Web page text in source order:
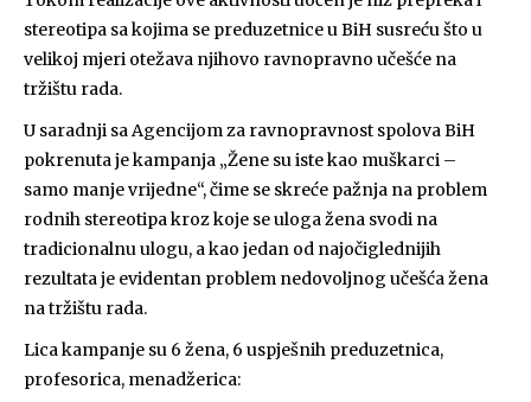
stereotipa sa kojima se preduzetnice u BiH susreću što u
velikoj mjeri otežava njihovo ravnopravno učešće na
tržištu rada.
U saradnji sa Agencijom za ravnopravnost spolova BiH
pokrenuta je kampanja „Žene su iste kao muškarci –
samo manje vrijedne“, čime se skreće pažnja na problem
rodnih stereotipa kroz koje se uloga žena svodi na
tradicionalnu ulogu, a kao jedan od najočiglednijih
rezultata je evidentan problem nedovoljnog učešća žena
na tržištu rada.
Lica kampanje su 6 žena, 6 uspješnih preduzetnica,
profesorica, menadžerica: